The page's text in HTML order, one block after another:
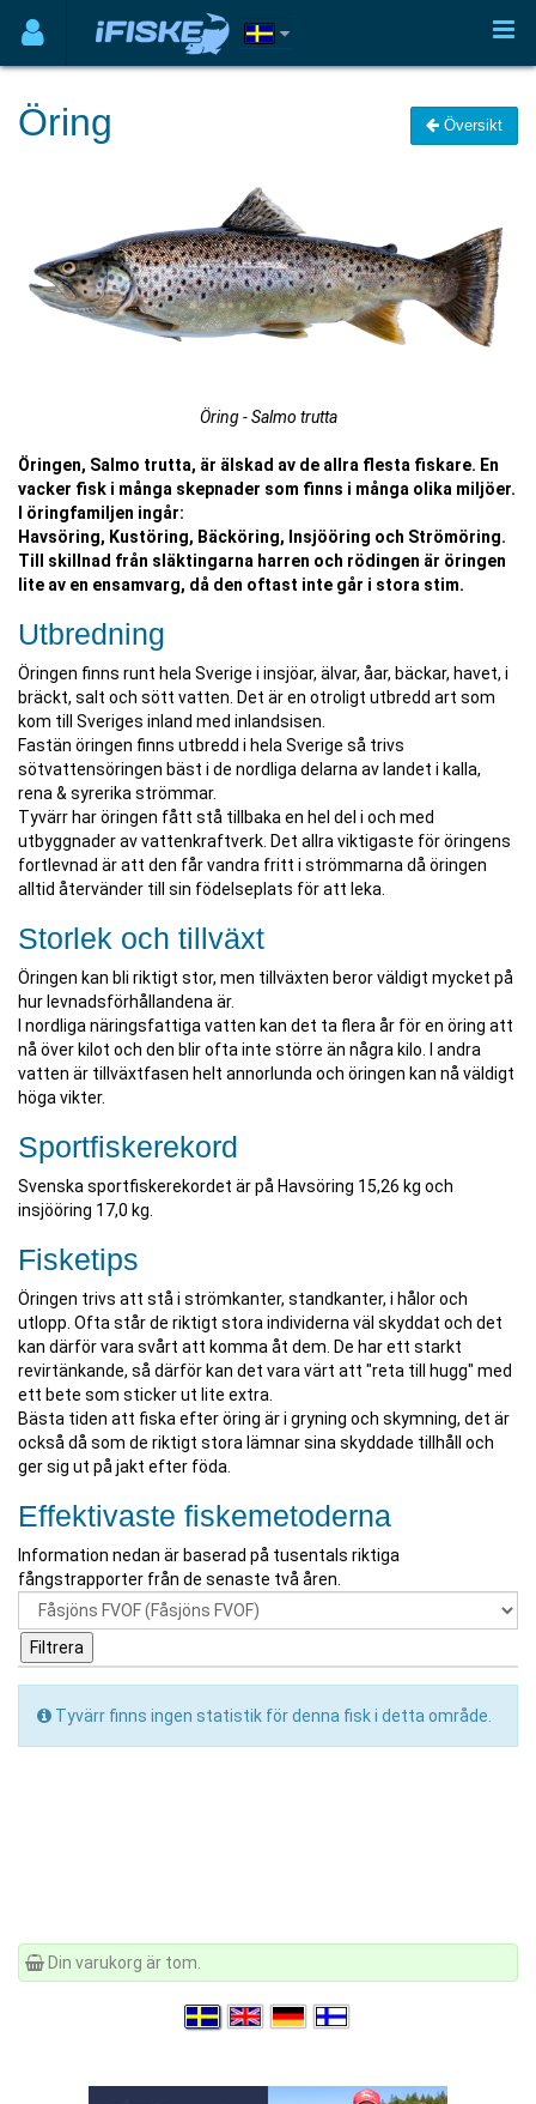
Öring Översikt
Öring - Salmo trutta
Öringen, Salmo trutta, är älskad av de allra flesta fiskare. En
vacker fisk i många skepnader som finns i många olika miljöer.
I öringfamiljen ingår:
Havsöring, Kustöring, Bäcköring, Insjööring och Strömöring.
Till skillnad från släktingarna harren och rödingen är öringen
lite av en ensamvarg, då den oftast inte går i stora stim.
Utbredning
Öringen finns runt hela Sverige i insjöar, älvar, åar, bäckar, havet, i
bräckt, salt och sött vatten. Det är en otroligt utbredd art som
kom till Sveriges inland med inlandsisen.
Fastän öringen finns utbredd i hela Sverige så trivs
sötvattensöringen bäst i de nordliga delarna av landet i kalla,
rena & syrerika strömmar.
Tyvärr har öringen fått stå tillbaka en hel del i och med
utbyggnader av vattenkraftverk. Det allra viktigaste för öringens
fortlevnad är att den får vandra fritt i strömmarna då öringen
alltid återvänder till sin födelseplats för att leka.
Storlek och tillväxt
Öringen kan bli riktigt stor, men tillväxten beror väldigt mycket på
hur levnadsförhållandena är.
I nordliga näringsfattiga vatten kan det ta flera år för en öring att
nå över kilot och den blir ofta inte större än några kilo. I andra
vatten är tillväxtfasen helt annorlunda och öringen kan nå väldigt
höga vikter.
Sportfiskerekord
Svenska sportfiskerekordet är på Havsöring 15,26 kg och
insjööring 17,0 kg.
Fisketips
Öringen trivs att stå i strömkanter, standkanter, i hålor och
utlopp. Ofta står de riktigt stora individerna väl skyddat och det
kan därför vara svårt att komma åt dem. De har ett starkt
revirtänkande, så därför kan det vara värt att "reta till hugg" med
ett bete som sticker ut lite extra.
Bästa tiden att fiska efter öring är i gryning och skymning, det är
också då som de riktigt stora lämnar sina skyddade tillhåll och
ger sig ut på jakt efter föda.
Effektivaste fiskemetoderna
Information nedan är baserad på tusentals riktiga
fångstrapporter från de senaste två åren.
Tyvärr finns ingen statistik för denna fisk i detta område.
Din varukorg är tom.